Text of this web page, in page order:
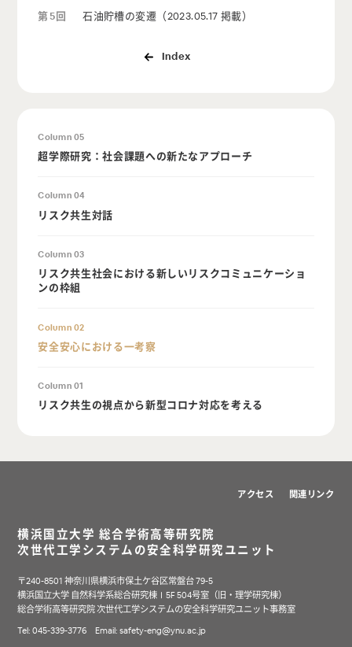
第5回 石油貯槽の変遷（2023.05.17 掲載）
Index
Column 05
超学際研究：社会課題への新たなアプローチ
Column 04
リスク共生対話
Column 03
リスク共生社会における新しいリスクコミュニケーショ
ンの枠組
Column 02
安全安心における一考察
Column 01
リスク共生の視点から新型コロナ対応を考える
アクセス 関連リンク
横浜国立大学 総合学術高等研究院
次世代工学システムの安全科学研究ユニット
〒240-8501 神奈川県横浜市保土ケ谷区常盤台 79-5
横浜国立大学 自然科学系総合研究棟Ⅰ5F 504号室（旧・理学研究棟）
総合学術高等研究院 次世代工学システムの安全科学研究ユニット事務室
Tel: 045-339-3776 Email:safety-eng@ynu.ac.jp